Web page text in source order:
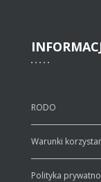
RODO
Warunki
Polityka